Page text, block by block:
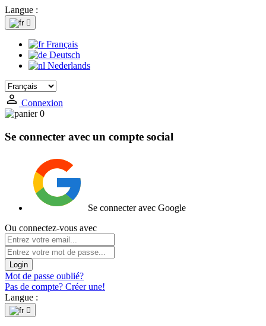
Langue :

Français
Deutsch
Nederlands
Connexion
0
Se connecter avec un compte social
Se connecter avec Google
Ou connectez-vous avec
Login
Mot de passe oublié?
Pas de compte? Créer une!
Langue :
